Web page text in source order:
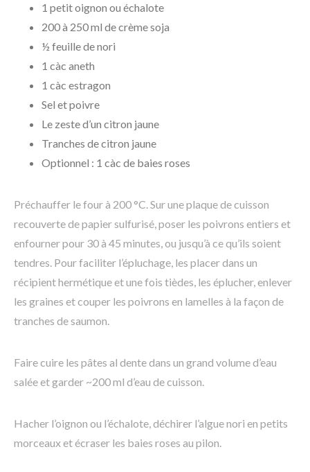
1 petit oignon ou échalote
200 à 250 ml de crème soja
½ feuille de nori
1 càc aneth
1 càc estragon
Sel et poivre
Le zeste d’un citron jaune
Tranches de citron jaune
Optionnel : 1 càc de baies roses
Préchauffer le four à 200 °C. Sur une plaque de cuisson
recouverte de papier sulfurisé, poser les poivrons entiers et
enfourner pour 30 à 45 minutes, ou jusqu’à ce qu’ils soient
tendres. Pour faciliter l’épluchage, les placer dans un
récipient hermétique et une fois tièdes, les éplucher, enlever
les graines et couper les poivrons en lamelles à la façon de
tranches de saumon.
Faire cuire les pâtes al dente dans un grand volume d’eau
salée et garder ~200 ml d’eau de cuisson.
Hacher l’oignon ou l’échalote, déchirer l’algue nori en petits
morceaux et écraser les baies roses au pilon.